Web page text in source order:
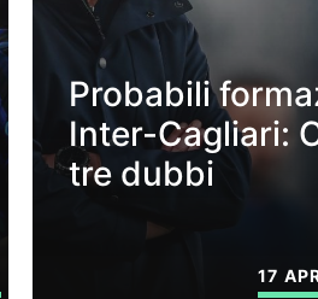
Probabili
Inter-Cagliari:
tre dubbi
17